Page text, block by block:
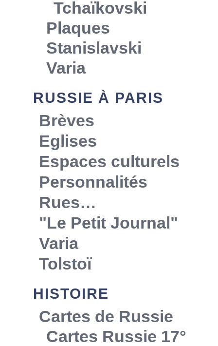
Tchaïkovski
Plaques
Stanislavski
Varia
RUSSIE À PARIS
Brèves
Eglises
Espaces culturels
Personnalités
Rues…
"Le Petit Journal"
Varia
Tolstoï
HISTOIRE
Cartes de Russie
Cartes Russie 17°